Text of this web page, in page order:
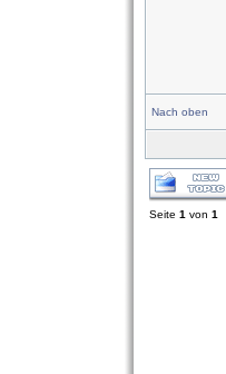
Nach oben
Seite 1 von 1